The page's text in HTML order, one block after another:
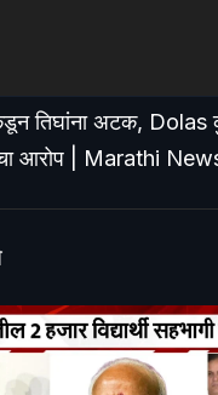
तिघांना अटक, Dolas
आरोप | Marathi